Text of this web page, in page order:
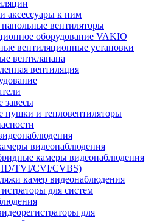
аксессуары к ним
вентиляторы
оборудование VAKIO
вентиляционные установки
вентклапана
вентиляция
завесы
пушки и тепловентиляторы
видеонаблюдения
камеры видеонаблюдения
TVI/CVI/CVBS)
камер видеонаблюдения
для систем
для